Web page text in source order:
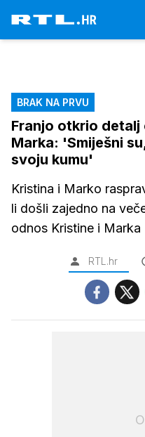
BRAK NA PRVU
Franjo otkrio detalj
Marka: 'Smiješni
svoju kumu'
Kristina i Marko
li došli zajedno na
odnos Kristine i Marka
RTL.hr